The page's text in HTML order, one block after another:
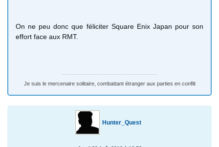
On ne peu donc que féliciter Square Enix Japan pour son
effort face aux RMT.
Je suis le mercenaire solitaire, combattant étranger aux parties en conflit
Hunter_Quest